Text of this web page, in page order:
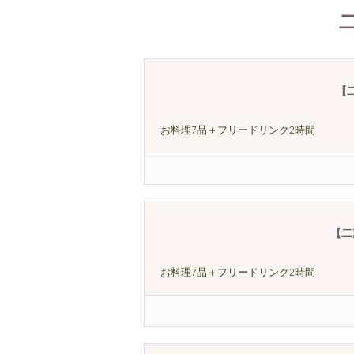
お料理7品＋フリードリンク2時間
【
お料理7品＋フリードリンク2時間